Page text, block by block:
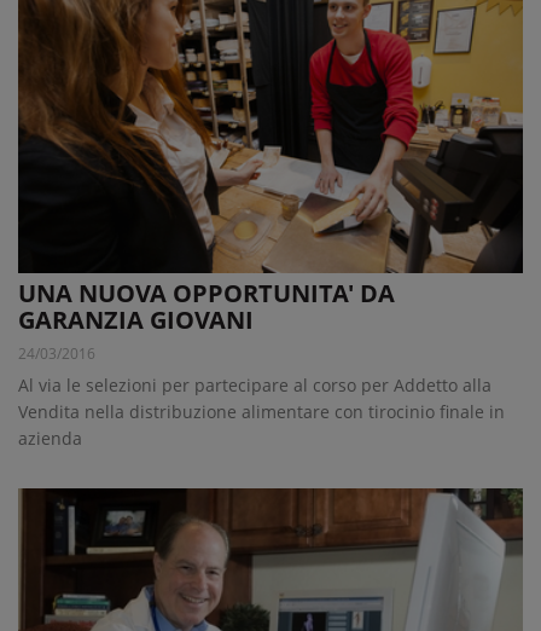
UNA NUOVA OPPORTUNITA' DA
GARANZIA GIOVANI
24/03/2016
Al via le selezioni per partecipare al corso per Addetto alla
Vendita nella distribuzione alimentare con tirocinio finale in
azienda